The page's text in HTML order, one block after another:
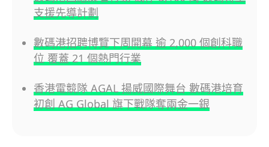
支援先導計劃
數碼港招聘博覽下周開幕 逾 2,000 個創科職
位 覆蓋 21 個熱門行業
香港電競隊 AGAL 揚威國際舞台 數碼港培育
初創 AG Global 旗下戰隊奪兩金一銀